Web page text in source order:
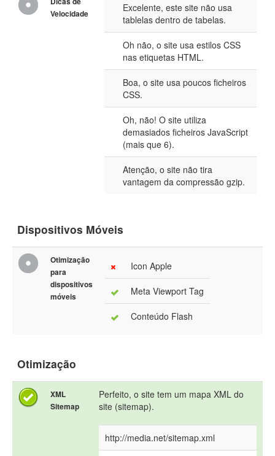
Velocidade
Excelente, este site não usa
tablelas dentro de tabelas.
Oh não, o site usa estilos CSS
nas etiquetas HTML.
Boa, o site usa poucos ficheiros
CSS.
Oh, não! O site utiliza
demasiados ficheiros JavaScript
(mais que 6).
Atenção, o site não tira
vantagem da compressão gzip.
Dispositivos Móveis
Otimização
para
dispositivos
móveis
Icon Apple
Meta Viewport Tag
Conteúdo Flash
Otimização
XML
Sitemap
Perfeito, o site tem um mapa XML do
site (sitemap).
http://media.net/sitemap.xml